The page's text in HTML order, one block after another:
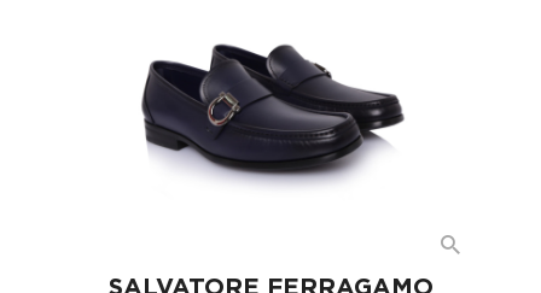
SALVATORE FERRAGAMO